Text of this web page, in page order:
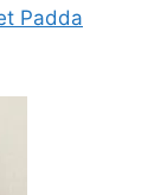
Padda